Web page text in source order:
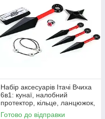
Набір аксесуарів Ітачі Вчиха
6в1: кунаї, налобний
протектор, кільце, ланцюжок,
зірка-сюрикен — Naruto SET4
Готово до відправки